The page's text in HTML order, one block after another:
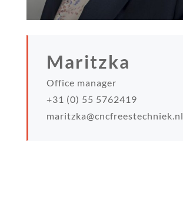
Maritzka
Office manager
+31 (0) 55 5762419
maritzka@cncfreestechniek.nl